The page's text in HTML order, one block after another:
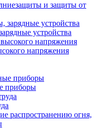
и защиты от
устройства
напряжения
приборы